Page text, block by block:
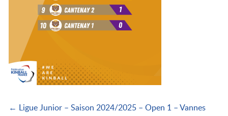
← Ligue Junior – Saison 2024/2025 – Open 1 – Vannes